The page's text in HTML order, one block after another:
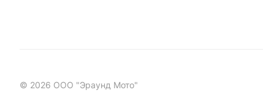
© 2026 ООО "Эраунд Мото"